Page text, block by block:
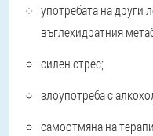
употребата на други
въглехидратния
силен стрес;
злоупотреба с
самоотмяна на